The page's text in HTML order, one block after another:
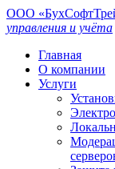
ООО
управления и учёта
Главная
О компании
Услуги